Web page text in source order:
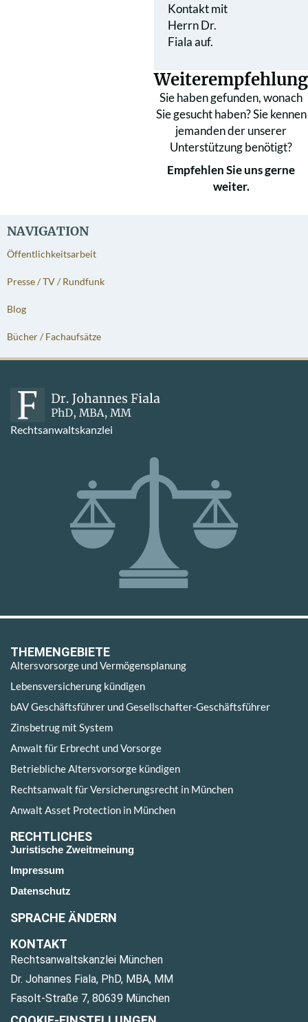
NAVIGATION
Öffentlichkeitsarbeit
Presse / TV / Rundfunk
Blog
Bücher / Fachaufsätze
Kontakt mit
Herrn Dr.
Fiala auf.
Weiterempfehlung
Sie haben gefunden, wonach
Sie gesucht haben? Sie kennen
jemanden der unserer
Unterstützung benötigt?
Empfehlen Sie uns gerne
weiter.
Rechtsanwaltskanzlei
THEMENGEBIETE
Altersvorsorge und Vermögensplanung
Lebensversicherung kündigen
bAV Geschäftsführer und Gesellschafter-Geschäftsführer
Zinsbetrug mit System
Anwalt für Erbrecht und Vorsorge
Betriebliche Altersvorsorge kündigen
Rechtsanwalt für Versicherungsrecht in München
Anwalt Asset Protection in München
RECHTLICHES
Juristische Zweitmeinung
Impressum
Datenschutz
SPRACHE ÄNDERN
KONTAKT
Rechtsanwaltskanzlei München
Dr. Johannes Fiala, PhD, MBA, MM
Fasolt-Straße 7, 80639 München